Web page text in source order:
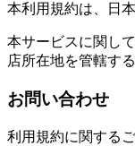
本利用規約は、日
本サービスに関し
店所在地を管轄す
お問い合わせ
利用規約に関する